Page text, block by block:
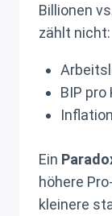
Billionen
zählt nicht:
BIP pro
Ein
höhere
kleinere